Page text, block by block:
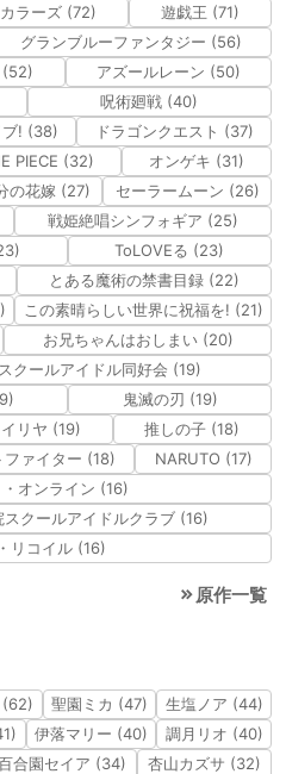
ラーズ (72)
遊戯王 (71)
グランブルーファンタジー (56)
(52)
アズールレーン (50)
呪術廻戦 (40)
ブ! (38)
ドラゴンクエスト (37)
PIECE (32)
オンゲキ (31)
の花嫁 (27)
セーラームーン (26)
戦姫絶唱シンフォギア (25)
ToLOVEる (23)
とある魔術の禁書目録 (22)
この素晴らしい世界に祝福を! (21)
お兄ちゃんはおしまい (20)
クールアイドル同好会 (19)
鬼滅の刃 (19)
リヤ (19)
推しの子 (18)
ファイター (18)
NARUTO (17)
オンライン (16)
クールアイドルクラブ (16)
リコイル (16)
原作一覧
(62) 聖園ミカ (47)
生塩ノア (44)
伊落マリー (40)
調月リオ (40)
合園セイア (34)
杏山カズサ (32)